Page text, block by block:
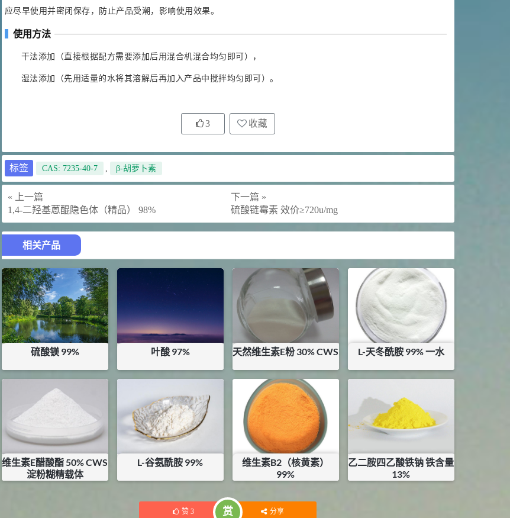
应尽早使用并密闭保存，防止产品受潮，影响使用效果。
使用方法
干法添加（直接根据配方需要添加后用混合机混合均匀即可），
湿法添加（先用适量的水将其溶解后再加入产品中搅拌均匀即可）。
3 收藏
标签 CAS: 7235-40-7 , β-胡萝卜素
« 上一篇
1,4-二羟基蒽醌隐色体（精品） 98%
下一篇 »
硫酸链霉素 效价≥720u/mg
相关产品
硫酸镁 99%
¥2.65
库存：25
叶酸 97%
¥127.5
天然维生素E粉 30% CWS
¥200
库存：18KG
L-天冬酰胺 99% 一水
¥42.5
维生素E醋酸酯 50% CWS
淀粉糊精载体
L-谷氨酰胺 99%
库存：6.11KG
维生素B2（核黄素）
99%
库存：0KG
乙二胺四乙酸铁钠 铁含量
13%
赞 3 赏 分享
浏览量 - 10w+
浏览量 - 5.51w
2021-06-17 化工原料
3 多效唑 90%
浏览量 - 4.4w
2021-07-07
29 4 N-羟甲基丙烯酰胺 98% NMA
浏览量 - 1.98w
2021-06-22 化工原料
92 5
对甲氧基苯甲醛（茴香醛）
浏览量 - 1.89w
2021-06-19
S-羧甲基-L-半胱氨酸(羧甲司坦)
98.5%
浏览量 - 1.72w
2021-05-30 化工原料